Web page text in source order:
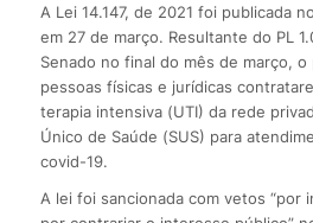
A Lei 14.147, de 2021 foi publicada
em 27 de março. Resultante do PL
Senado no final do mês de março,
pessoas físicas e jurídicas
terapia intensiva (UTI) da rede
Único de Saúde (SUS) para
covid-19.
A lei foi sancionada com vetos “por